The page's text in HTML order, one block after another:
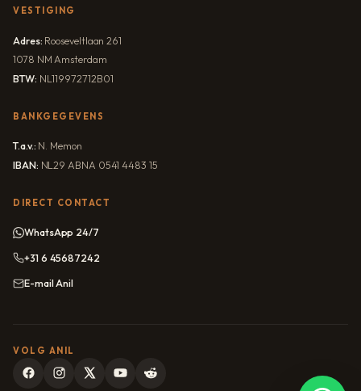
VESTIGING
Adres: Rooseveltlaan 261
1078 NM Amsterdam
BTW: NL119972712B01
BANKGEGEVENS
T.a.v.: N. Memon
IBAN: NL29 ABNA 0541 4483 15
DIRECT CONTACT
WhatsApp 24/7
+31 6 45687242
E-mail Anil
VOLG ANIL